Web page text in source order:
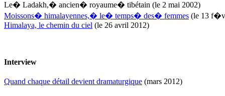
Hussenet Emmanuel
Imhof Valentine
Jacq Marie-Claire
Klvana Ilya
Le� Ladakh,� ancien� royaume� tibétain (le 2 mai 2002)
Moissons� himalayennes,� le� temps� des� femmes (le 13
Himalaya, le chemin du ciel (le 26 avril 2012)
Interview
Quand chaque détail devient dramaturgique (mars 2012)